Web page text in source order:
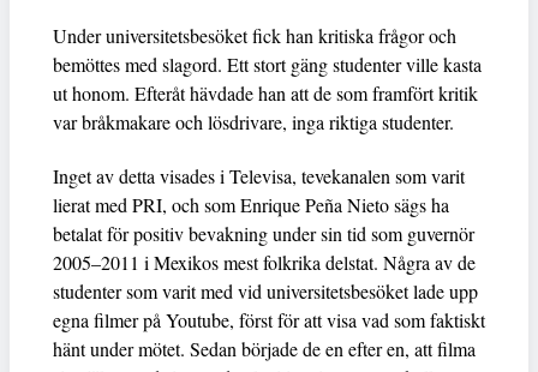
Under universitetsbesöket fick han kritiska frågor och
bemöttes med slagord. Ett stort gäng studenter ville kasta
ut honom. Efteråt hävdade han att de som framfört kritik
var bråkmakare och lösdrivare, inga riktiga studenter.
Inget av detta visades i Televisa, tevekanalen som varit
lierat med PRI, och som Enrique Peña Nieto sägs ha
betalat för positiv bevakning under sin tid som guvernör
2005–2011 i Mexikos mest folkrika delstat. Några av de
studenter som varit med vid universitetsbesöket lade upp
egna filmer på Youtube, först för att visa vad som faktiskt
hänt under mötet. Sedan började de en efter en, att filma